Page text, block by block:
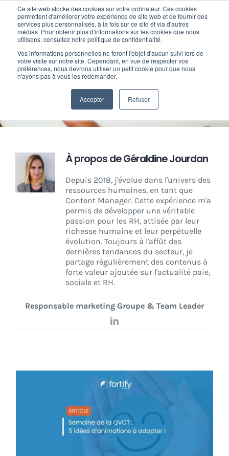
Ce site web stocke des cookies sur votre ordinateur. Ces cookies
permettent d'améliorer votre expérience de site web et de fournir des
services plus personnalisés, à la fois sur ce site et via d'autres
médias. Pour obtenir plus d'informations sur les cookies que nous
utilisons, consultez notre politique de confidentialité.
Vos informations personnelles ne feront l'objet d'aucun suivi lors de
votre visite sur notre site. Cependant, en vue de respecter vos
préférences, nous devrons utiliser un petit cookie pour que nous
n'ayons pas à vous les redemander.
Accepter Refuser
Passer
contenu
Nos offres
Formation
Nos clients
Fortify
Ressources
Support
CONNEXION
geraldine.jourdan@fortify.fr
Archives for Géraldine Jourdan
À propos deGéraldine Jourdan
Depuis 2018, j'évolue dans l'univers des
ressources humaines, en tant que
Content Manager. Cette expérience m'a
permis de développer une véritable
passion pour les RH, attisée par leur
richesse humaine et leur perpétuelle
évolution. Toujours à l'affût des
dernières tendances du secteur, je
partage régulièrement des contenus à
forte valeur ajoutée sur l'actualité paie,
sociale et RH.
Responsable marketing Groupe & Team Leader
LinkedIn